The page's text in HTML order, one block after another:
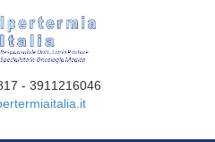
- 3911216046